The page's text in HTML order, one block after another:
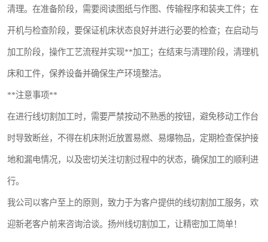
清理。在准备阶段，需要阅读图纸与作图、传输程序和装夹工件；在
开机与检查阶段，要保证机床状态良好并进行必要的检查；在启动与
加工阶段，操作工艺流程并实现**加工；在结束与清理阶段，清理机
床和工件，保养设备并确保生产环境整洁。
**注意事项**
在进行线切割加工时，需要严禁按动不熟悉的按钮，避免移动工作台
时导致断丝，不得在机床附近放置易燃、易爆物品，定期检查保护接
地和漏电情况，以及密切关注切割过程中的状态，确保加工的顺利进
行。
我公司以客户至上的原则，致力于为客户提供的线切割加工服务，欢
迎新老客户前来咨询洽谈。扬州线切割加工，让精密加工简单！